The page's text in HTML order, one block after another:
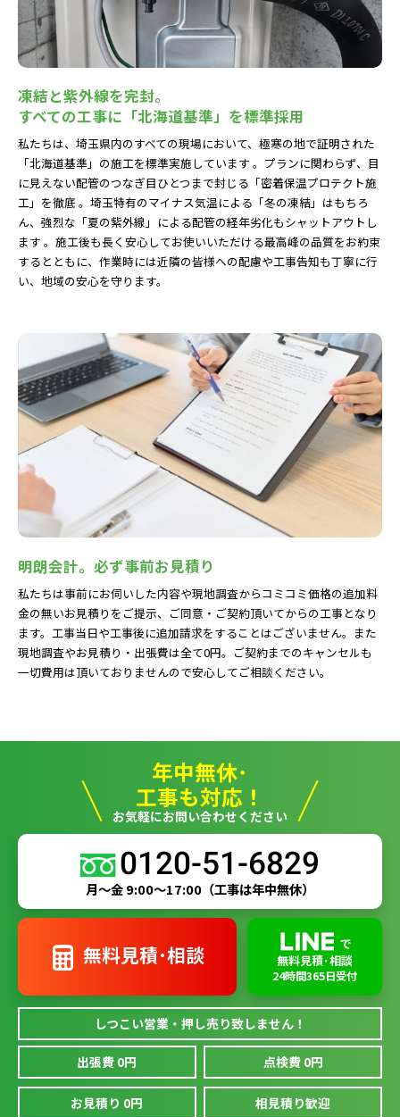
凍結と紫外線を完封。
すべての工事に「北海道基準」を標準採用
私たちは、埼玉県内のすべての現場において、極寒の地で証明された
「北海道基準」の施工を標準実施しています 。プランに関わらず、目
に見えない配管のつなぎ目ひとつまで封じる「密着保温プロテクト施
工」を徹底 。埼玉特有のマイナス気温による「冬の凍結」はもちろ
ん、強烈な「夏の紫外線」による配管の経年劣化もシャットアウトし
ます 。施工後も長く安心してお使いいただける最高峰の品質をお約束
するとともに、作業時には近隣の皆様への配慮や工事告知も丁寧に行
い、地域の安心を守ります。
明朗会計。必ず事前お見積り
私たちは事前にお伺いした内容や現地調査からコミコミ価格の追加料
金の無いお見積りをご提示、ご同意・ご契約頂いてからの工事となり
ます。工事当日や工事後に追加請求をすることはございません。また
現地調査やお見積り・出張費は全て0円。ご契約までのキャンセルも
一切費用は頂いておりませんので安心してご相談ください。
年中無休･
工事も対応！
お気軽にお問い合わせください
0120-51-6829
月～金 9:00～17:00 （工事は年中無休）
無料見積･相談
で
無料見積･相談
24時間365日受付
しつこい営業・押し売り致しません！
出張費 0円 点検費 0円
お見積り 0円 相見積り歓迎